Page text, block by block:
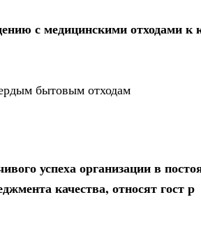
с медицинскими отходами к
бытовым отходам
успеха организации в
качества, относят гост р